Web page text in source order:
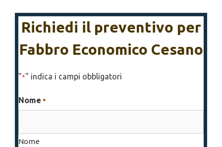
Richiedi il preventivo per
Fabbro Economico Cesano
"*" indica i campi obbligatori
Nome *
Nome